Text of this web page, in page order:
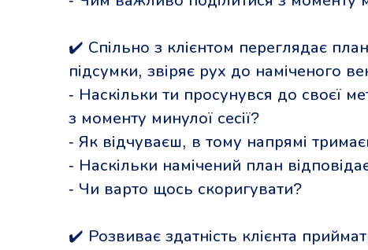
✔️ Спільно з клієнтом переглядає
підсумки, звіряє рух до наміченого
- Наскільки ти просунувся до своєї
з моменту минулої сесії?
- Як відчуваєш, в тому напрямі
- Наскільки намічений план
- Чи варто щось скоригувати?
✔️ Розвиває здатність клієнта